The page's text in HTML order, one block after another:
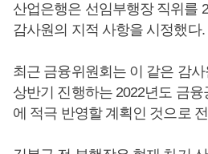
산업은행은 선임부행장 직위를
감사원의 지적 사항을 시정했다.
최근 금융위원회는 이 같은 감
상반기 진행하는 2022년도 금
에 적극 반영할 계획인 것으로